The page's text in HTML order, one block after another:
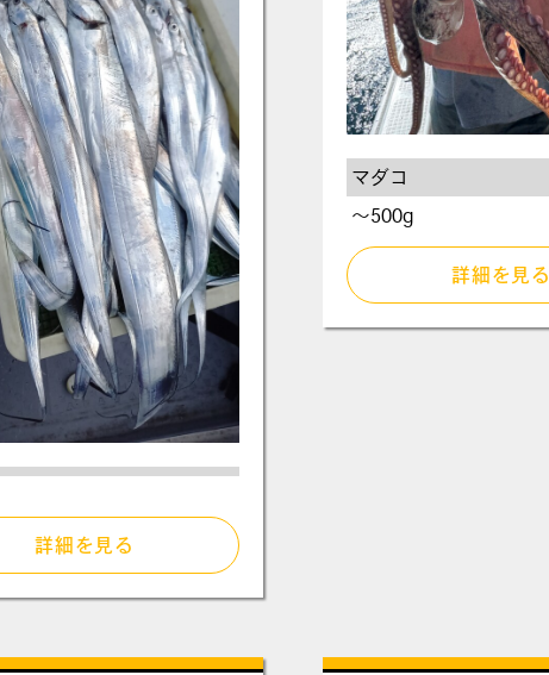
詳細を見る
マダコ
～500g
詳細を見る